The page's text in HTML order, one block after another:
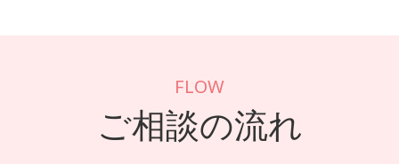
FLOW
ご相談の流れ